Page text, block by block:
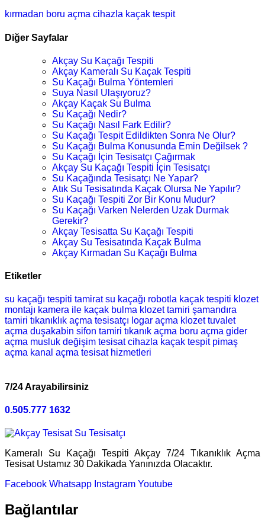
kırmadan boru açma cihazla kaçak tespit
Diğer Sayfalar
Akçay Su Kaçağı Tespiti
Akçay Kameralı Su Kaçak Tespiti
Su Kaçağı Bulma Yöntemleri
Suya Nasıl Ulaşıyoruz?
Akçay Kaçak Su Bulma
Su Kaçağı Nedir?
Su Kaçağı Nasıl Fark Edilir?
Su Kaçağı Tespit Edildikten Sonra Ne Olur?
Su Kaçağı Bulma Konusunda Emin Değilsek ?
Su Kaçağı İçin Tesisatçı Çağırmak
Akçay Su Kaçağı Tespiti İçin Tesisatçı
Su Kaçağında Tesisatçı Ne Yapar?
Atık Su Tesisatında Kaçak Olursa Ne Yapılır?
Su Kaçağı Tespiti Zor Bir Konu Mudur?
Su Kaçağı Varken Nelerden Uzak Durmak
Gerekir?
Akçay Tesisatta Su Kaçağı Tespiti
Akçay Su Tesisatında Kaçak Bulma
Akçay Kırmadan Su Kaçağı Bulma
Etiketler
su kaçağı tespiti tamirat su kaçağı robotla kaçak tespiti klozet
montajı kamera ile kaçak bulma klozet tamiri şamandıra
tamiri tıkanıklık açma tesisatçı logar açma klozet tuvalet
açma duşakabin sifon tamiri tıkanık açma boru açma gider
açma musluk değişim tesisat cihazla kaçak tespit pimaş
açma kanal açma tesisat hizmetleri
7/24 Arayabilirsiniz
0.505.777 1632
Kameralı Su Kaçağı Tespiti Akçay 7/24 Tıkanıklık Açma
Tesisat Ustamız 30 Dakikada Yanınızda Olacaktır.
Facebook Whatsapp Instagram Youtube
Bağlantılar